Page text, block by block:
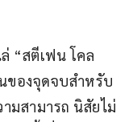
“สตีเฟน โคล
ของจุดจบสำหรับ
มสามารถ นิสัยไม่